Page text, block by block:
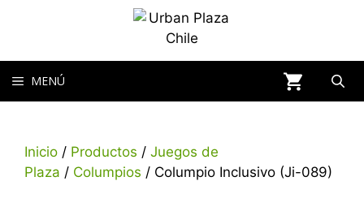
MENÚ
Inicio / Productos / Juegos de
Plaza / Columpios / Columpio Inclusivo (Ji-089)